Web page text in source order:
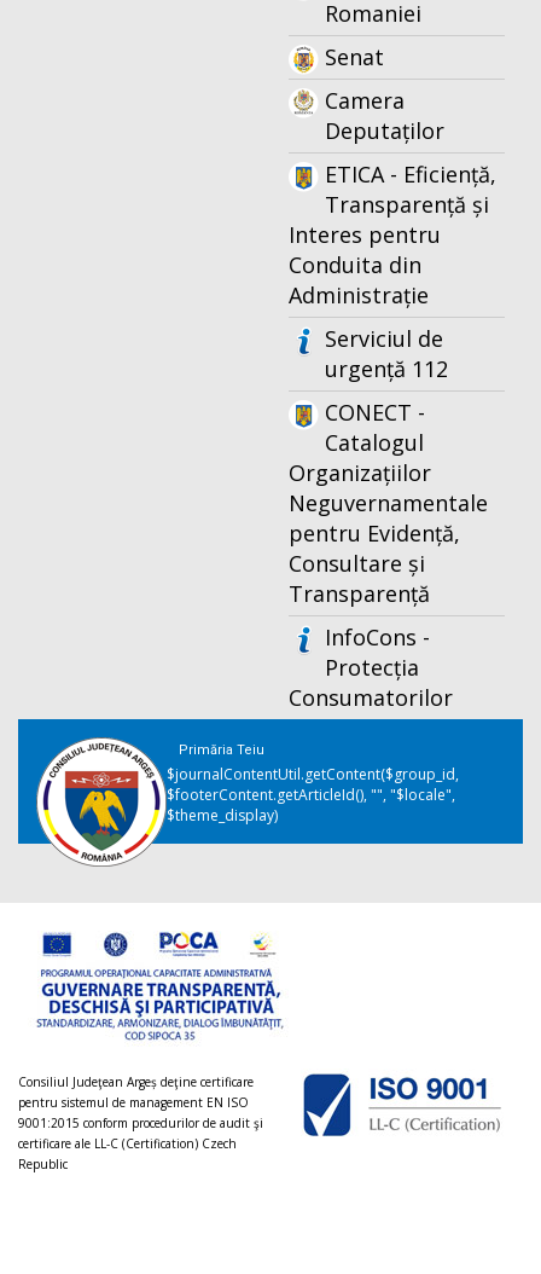
Romaniei
Senat
Camera
Deputaților
ETICA - Eficiență,
Transparență și
Interes pentru
Conduita din
Administrație
Serviciul de
urgență 112
CONECT -
Catalogul
Organizațiilor
Neguvernamentale
pentru Evidență,
Consultare și
Transparență
InfoCons -
Protecția
Consumatorilor
Primăria Teiu
$journalContentUtil.getContent($group_id,
$footerContent.getArticleId(), "", "$locale",
$theme_display)
Consiliul Judeţean Argeș deţine certificare
pentru sistemul de management EN ISO
9001:2015 conform procedurilor de audit şi
certificare ale LL-C (Certification) Czech
Republic